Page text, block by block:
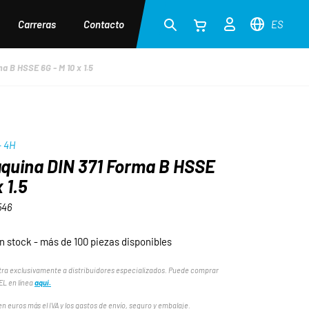
Carreras Contacto ES
B HSSE 6G - M 10 x 1.5
4H
DIN 371 Forma B HSSE
1.5
stock - más de 100 piezas disponibles
exclusivamente a distribuidores especializados. Puede comprar
en líneaaquí.
euros más el IVA y los gastos de envío, seguro y embalaje.